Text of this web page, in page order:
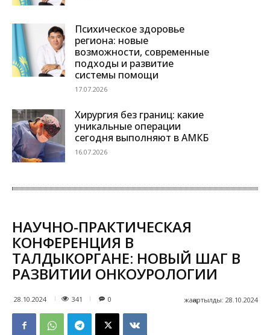
Психическое здоровье
региона: новые
возможности, современные
подходы и развитие
системы помощи
17.07.2026
Хирургия без границ: какие
уникальные операции
сегодня выполняют в АМКБ
16.07.2026